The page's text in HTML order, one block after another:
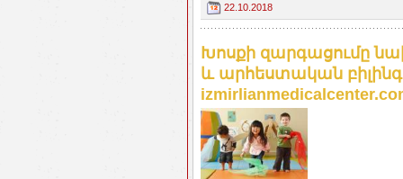
22.10.2018
Խոսքի զարգացումը
և արհեստական